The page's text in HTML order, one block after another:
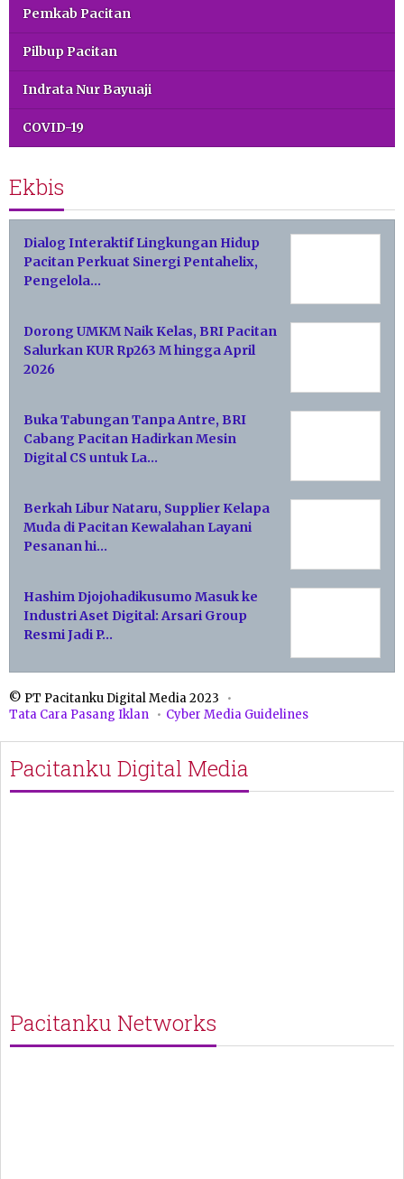
Pemkab Pacitan
Pilbup Pacitan
Indrata Nur Bayuaji
COVID-19
Ekbis
Dialog Interaktif Lingkungan Hidup
Pacitan Perkuat Sinergi Pentahelix,
Pengelola…
Dorong UMKM Naik Kelas, BRI Pacitan
Salurkan KUR Rp263 M hingga April
2026
Buka Tabungan Tanpa Antre, BRI
Cabang Pacitan Hadirkan Mesin
Digital CS untuk La…
Berkah Libur Nataru, Supplier Kelapa
Muda di Pacitan Kewalahan Layani
Pesanan hi…
Hashim Djojohadikusumo Masuk ke
Industri Aset Digital: Arsari Group
Resmi Jadi P…
© PT Pacitanku Digital Media 2023
Tata Cara Pasang Iklan
Cyber Media Guidelines
Pacitanku Digital Media
Pacitanku Networks